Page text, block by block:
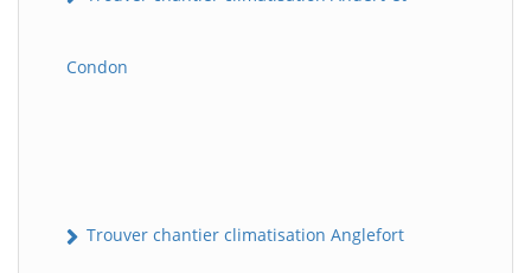
Condon
Trouver chantier climatisation Anglefort